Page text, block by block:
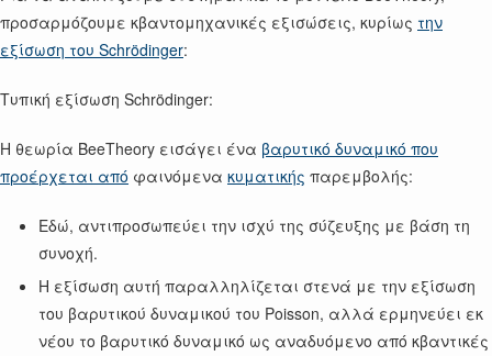
προσαρμόζουμε κβαντομηχανικές εξισώσεις, κυρίως την
εξίσωση του Schrödinger:
Τυπική εξίσωση Schrödinger:
Η θεωρία BeeTheory εισάγει ένα βαρυτικό δυναμικό που
προέρχεται από φαινόμενα κυματικής παρεμβολής:
Εδώ, αντιπροσωπεύει την ισχύ της σύζευξης με βάση τη
συνοχή.
Η εξίσωση αυτή παραλληλίζεται στενά με την εξίσωση
του βαρυτικού δυναμικού του Poisson, αλλά ερμηνεύει εκ
νέου το βαρυτικό δυναμικό ως αναδυόμενο από κβαντικές